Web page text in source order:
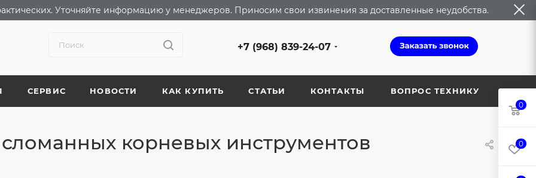
Уточняйте информацию у менеджеров. Приносим свои извинения за доставленные неудобства.
+7 (968) 839-24-07
СЕРВИС НОВОСТИ КАК КУПИТЬ СТАТЬИ КОНТАКТЫ ВОПРОС ТЕХНИКУ
корневых инструментов
0
0